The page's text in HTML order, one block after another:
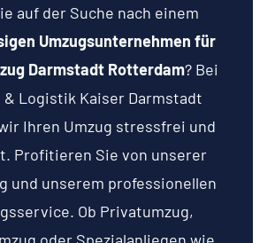
auf der Suche nach einem
Umzugsunternehmen für
Darmstadt Rotterdam? Bei
& Logistik Kaiser Darmstadt
Ihren Umzug stressfrei und
Profitieren Sie von unserer
und unserem professionellen
Ob Privatumzug,